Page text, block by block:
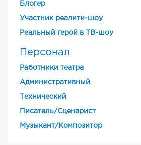
Блогер
Участник реалити-шоу
Реальный герой в ТВ-шоу
Персонал
Работники театра
Административный
Технический
Писатель/Сценарист
Музыкант/Композитор